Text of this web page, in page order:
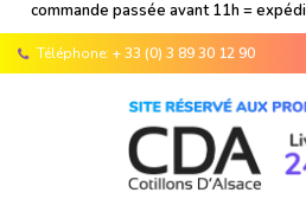
commande passée avant 11h =
Téléphone: + 33 (0) 3 89 30 12 90